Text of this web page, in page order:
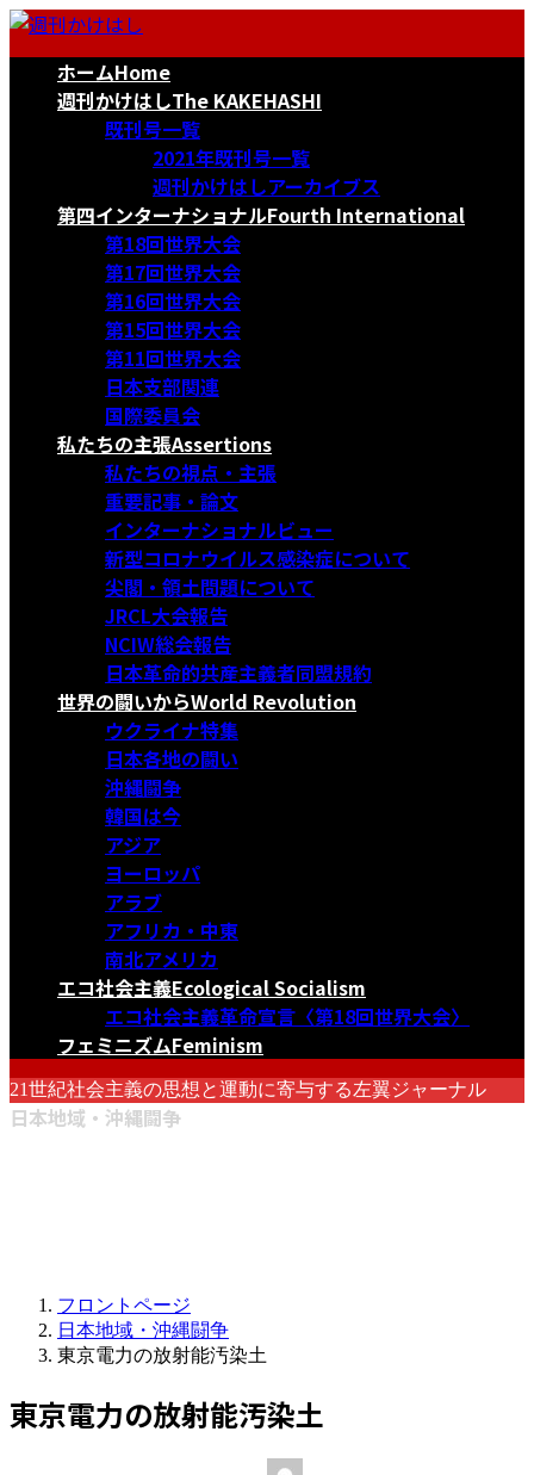
コ
ナ
ホームHome
週刊かけはしThe KAKEHASHI
既刊号一覧
2021年既刊号一覧
週刊かけはしアーカイブス
第四インターナショナルFourth International
第18回世界大会
第17回世界大会
第16回世界大会
第15回世界大会
第11回世界大会
日本支部関連
国際委員会
私たちの主張Assertions
私たちの視点・主張
重要記事・論文
インターナショナルビュー
新型コロナウイルス感染症について
尖閣・領土問題について
JRCL大会報告
NCIW総会報告
日本革命的共産主義者同盟規約
世界の闘いからWorld Revolution
ウクライナ特集
日本各地の闘い
沖縄闘争
韓国は今
アジア
ヨーロッパ
アラブ
アフリカ・中東
南北アメリカ
エコ社会主義Ecological Socialism
エコ社会主義革命宣言〈第18回世界大会〉
フェミニズムFeminism
21世紀社会主義の思想と運動に寄与する左翼ジャーナル
日本地域・沖縄闘争
フロントページ
日本地域・沖縄闘争
東京電力の放射能汚染土
東京電力の放射能汚染土